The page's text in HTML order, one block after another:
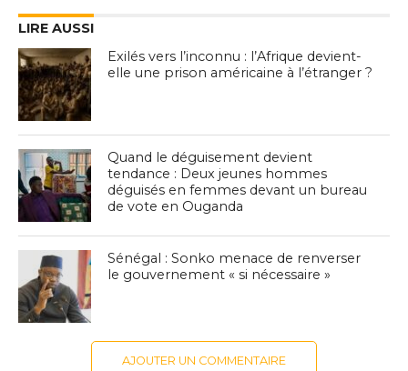
LIRE AUSSI
Exilés vers l’inconnu : l’Afrique devient-
elle une prison américaine à l’étranger ?
Quand le déguisement devient
tendance : Deux jeunes hommes
déguisés en femmes devant un bureau
de vote en Ouganda
Sénégal : Sonko menace de renverser
le gouvernement « si nécessaire »
AJOUTER UN COMMENTAIRE